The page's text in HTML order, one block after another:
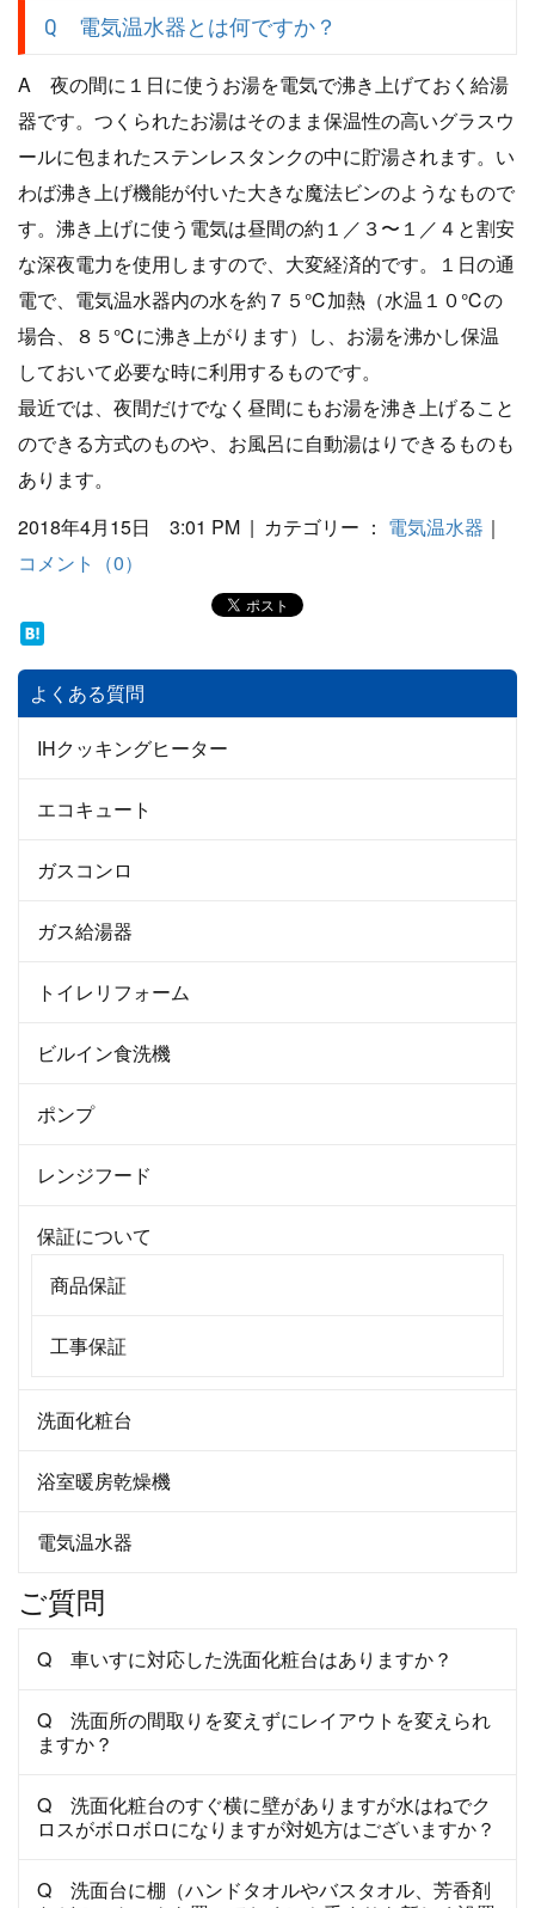
Q 電気温水器とは何ですか？
A 夜の間に１日に使うお湯を電気で沸き上げておく給湯
器です。つくられたお湯はそのまま保温性の高いグラスウ
ールに包まれたステンレスタンクの中に貯湯されます。い
わば沸き上げ機能が付いた大きな魔法ビンのようなもので
す。沸き上げに使う電気は昼間の約１／３〜１／４と割安
な深夜電力を使用しますので、大変経済的です。１日の通
電で、電気温水器内の水を約７５℃加熱（水温１０℃の
場合、８５℃に沸き上がります）し、お湯を沸かし保温
しておいて必要な時に利用するものです。
最近では、夜間だけでなく昼間にもお湯を沸き上げること
のできる方式のものや、お風呂に自動湯はりできるものも
あります。
2018年4月15日 3:01 PM | カテゴリー ： 電気温水器 ｜
コメント（0）
よくある質問
IHクッキングヒーター
エコキュート
ガスコンロ
ガス給湯器
トイレリフォーム
ビルイン食洗機
ポンプ
レンジフード
保証について
商品保証
工事保証
洗面化粧台
浴室暖房乾燥機
電気温水器
ご質問
Q 車いすに対応した洗面化粧台はありますか？
Q 洗面所の間取りを変えずにレイアウトを変えられ
ますか？
Q 洗面化粧台のすぐ横に壁がありますが水はねでク
ロスがボロボロになりますが対処方はございますか？
Q 洗面台に棚（ハンドタオルやバスタオル、芳香剤